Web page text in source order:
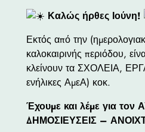
Καλώς ήρθες Ιούνη!
Εκτός από την
καλοκαιρινής περιόδου,
κλείνουν τα ΣΧΟΛΕΙΑ,
ενήλικες ΑμεΑ) κοκ.
Έχουμε και λέμε για τον
ΔΗΜΟΣΙΕΥΣΕΙΣ –